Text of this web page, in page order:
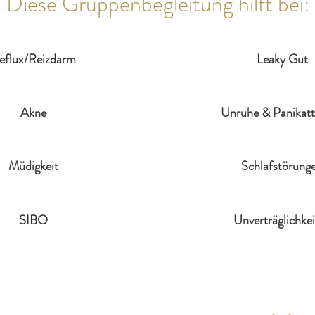
Reizdarm
Akne
Müdigkeit
SIBO
Leaky Gut
Unruhe &